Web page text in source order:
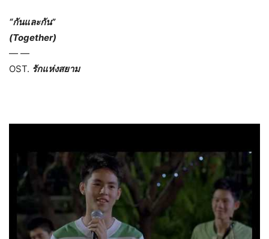
“กันและกัน”
(Together)
— —
OST. รักแห่งสยาม